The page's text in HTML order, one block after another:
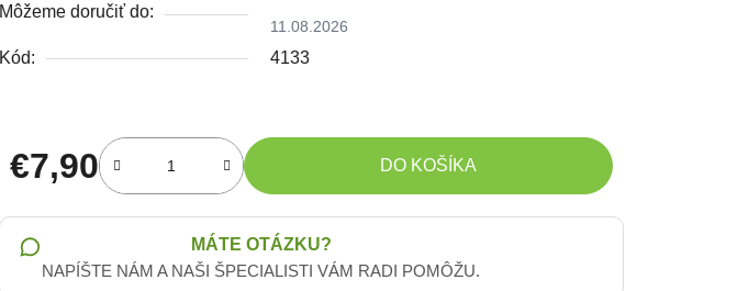
Môžeme doručiť do:
11.08.2026
Kód: 4133
€7,90
Jednotková cena:
DO KOŠÍKA
MÁTE OTÁZKU?
NAPÍŠTE NÁM A NAŠI ŠPECIALISTI VÁM RADI POMÔŽU.